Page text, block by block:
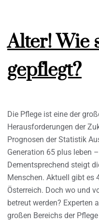
Alter! Wie
gepflegt?
Die Pflege ist eine der
Herausforderungen der
Prognosen der Statistik
Generation 65 plus leben
Dementsprechend steigt
Menschen. Aktuell gibt es
Österreich. Doch wo und
betreut werden? Experten
großen Bereichs der